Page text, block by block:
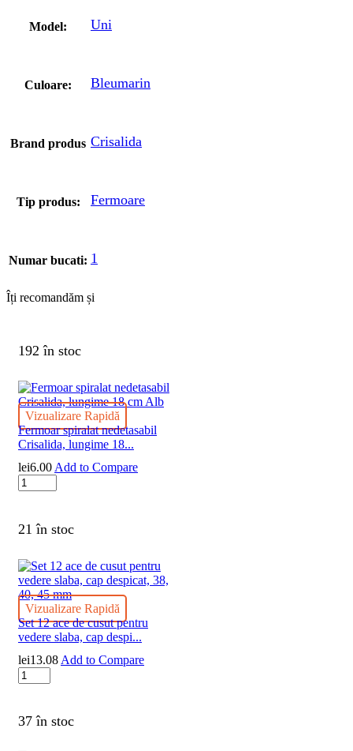
Model: Uni
Culoare: Bleumarin
Brand produs Crisalida
Tip produs: Fermoare
Numar bucati: 1
Îți recomandăm și
192 în stoc
Vizualizare Rapidă
Fermoar spiralat nedetasabil
Crisalida, lungime 18...
lei6.00Add to Compare
Cantitate
nedetasabil
18
cm
Alb
21 în stoc
Vizualizare Rapidă
Set 12 ace de cusut pentru
vedere slaba, cap despi...
lei13.08 Add to Compare
Cantitate
Set
ace
37 în stoc